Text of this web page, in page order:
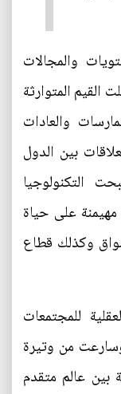
والمجالات
القيم المتوارثة
والعادات
بين الدول
التكنولوجيا
على حياة
وكذلك قطاع
للمجتمعات
من وتيرة
بين عالم متقدم